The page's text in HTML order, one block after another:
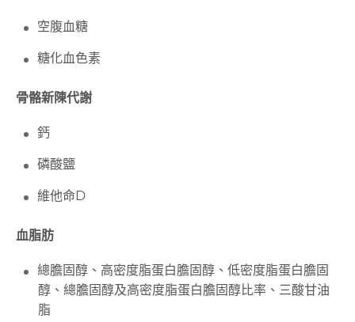
空腹血糖
糖化血色素
骨骼新陳代謝
鈣
磷酸鹽
維他命D
血脂肪
總膽固醇、高密度脂蛋白膽固醇、低密度脂蛋白膽固
醇、總膽固醇及高密度脂蛋白膽固醇比率、三酸甘油
脂